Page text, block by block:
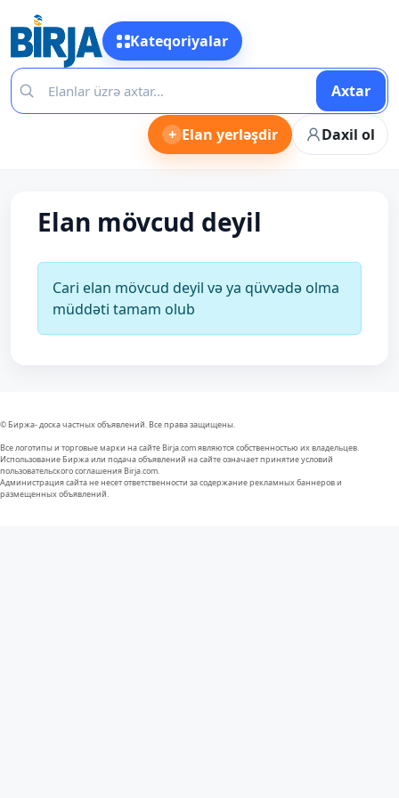
Kateqoriyalar
Axtar
+ Elan yerləşdir Daxil ol
Elan mövcud deyil
Cari elan mövcud deyil və ya qüvvədə olma
müddəti tamam olub
© Биржа- доска частных объявлений. Все права защищены.
Все логотипы и торговые марки на сайте Birja.com являются собственностью их владельцев.
Использование Биржа или подача объявлений на сайте означает принятие условий
пользовательского соглашения Birja.com.
Администрация сайта не несет ответственности за содержание рекламных баннеров и
размещенных объявлений.